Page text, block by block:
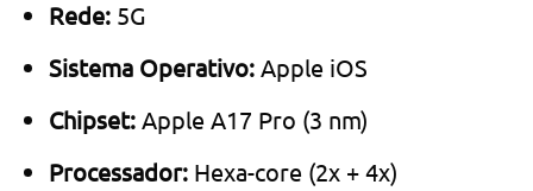
Rede: 5G
Sistema Operativo: Apple iOS
Chipset: Apple A17 Pro (3 nm)
Processador: Hexa-core (2x + 4x)